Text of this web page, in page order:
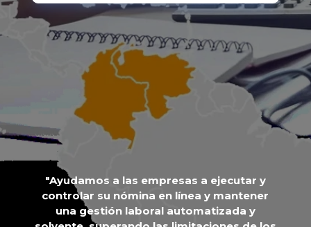
″Ayudamos a las empresas a ejecutar y
controlar su nómina en línea y mantener
una gestión laboral automatizada y